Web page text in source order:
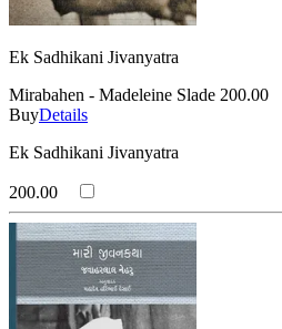
Ek Sadhikani Jivanyatra
Mirabahen - Madeleine Slade 200.00
BuyDetails
Ek Sadhikani Jivanyatra
200.00